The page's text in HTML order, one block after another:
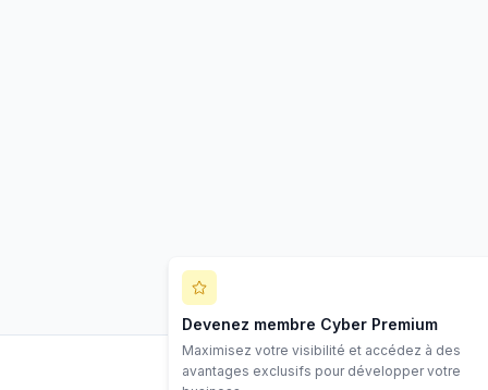
Devenez membre Cyber Premium
Maximisez votre visibilité et accédez à des
avantages exclusifs pour développer votre